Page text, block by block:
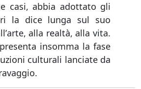
casi, abbia adottato gli
la dice lunga sul suo
alla realtà, alla vita.
insomma la fase
culturali lanciate da